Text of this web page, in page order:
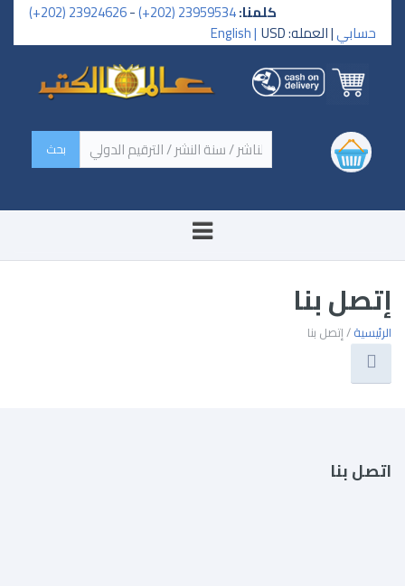
كلمنا:23959534 (202+)
-
23924626 (202+)
حسابي| العمله: USD English |
‏اسم الكتاب / اسم الناشر /
سنة النشر / الترقيم الدولي ‏
إتصل بنا
الرئيسية/ إتصل بنا
اتصل بنا